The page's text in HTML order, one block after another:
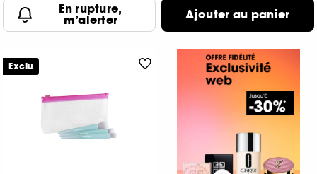
En rupture,
m’alerter Ajouter au panier
Exclu